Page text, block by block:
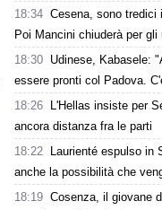
18:34 Cesena, sono tredici
Poi Mancini chiuderà per gli
18:30 Udinese, Kabasele:
essere pronti col Padova.
18:26
L'Hellas insiste per
ancora distanza fra le parti
18:22
Laurienté espulso in
anche la possibilità che
18:19 Cosenza, il giovane